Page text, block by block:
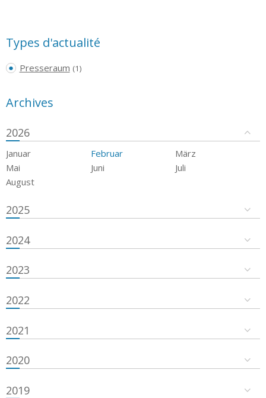
Types d'actualité
Presseraum (1)
Archives
2026
Januar Februar
März
Mai
Juni
Juli
August
2025
2024
2023
2022
2021
2020
2019